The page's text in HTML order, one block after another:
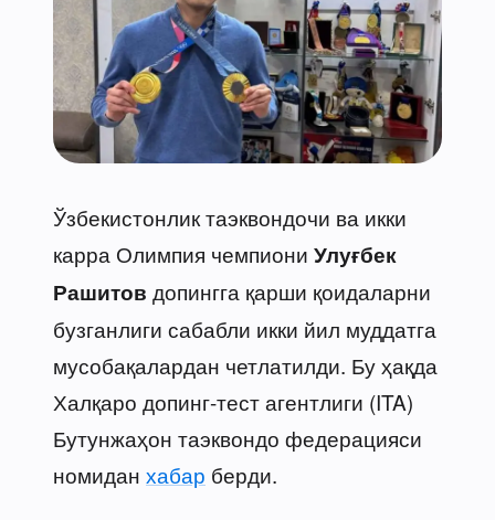
Ўзбекистонлик таэквондочи ва икки
карра Олимпия чемпиони Улуғбек
Рашитов допингга қарши қоидаларни
бузганлиги сабабли икки йил муддатга
мусобақалардан четлатилди. Бу ҳақда
Халқаро допинг-тест агентлиги (ITA)
Бутунжаҳон таэквондо федерацияси
номидан хабар берди.